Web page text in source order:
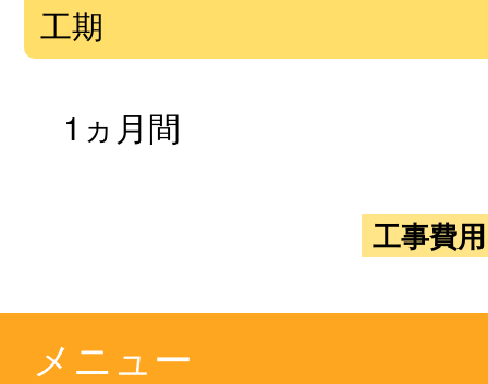
工期
1ヵ月間
工事費用
メニュー